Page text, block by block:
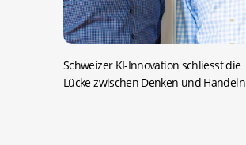
Schweizer KI-Innovation schliesst die
Lücke zwischen Denken und Handeln